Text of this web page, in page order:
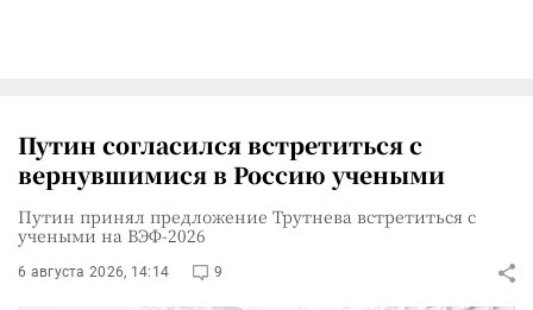
Путин согласился встретиться с
вернувшимися в Россию учеными
Путин принял предложение Трутнева встретиться с
учеными на ВЭФ-2026
6 августа 2026, 14:14 9